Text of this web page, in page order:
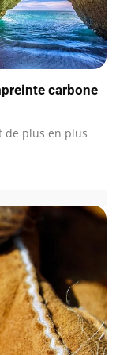
carbone
de plus en plus